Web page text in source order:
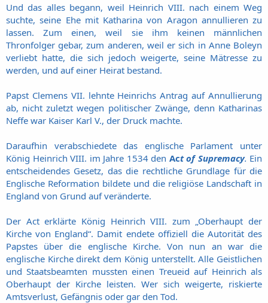
Und das alles begann, weil Heinrich VIII. nach einem Weg
suchte, seine Ehe mit Katharina von Aragon annullieren zu
lassen. Zum einen, weil sie ihm keinen männlichen
Thronfolger gebar, zum anderen, weil er sich in Anne Boleyn
verliebt hatte, die sich jedoch weigerte, seine Mätresse zu
werden, und auf einer Heirat bestand.
Papst Clemens VII. lehnte Heinrichs Antrag auf Annullierung
ab, nicht zuletzt wegen politischer Zwänge, denn Katharinas
Neffe war Kaiser Karl V., der Druck machte.
Daraufhin verabschiedete das englische Parlament unter
König Heinrich VIII. im Jahre 1534 den Act of Supremacy. Ein
entscheidendes Gesetz, das die rechtliche Grundlage für die
Englische Reformation bildete und die religiöse Landschaft in
England von Grund auf veränderte.
Der Act erklärte König Heinrich VIII. zum „Oberhaupt der
Kirche von England“. Damit endete offiziell die Autorität des
Papstes über die englische Kirche. Von nun an war die
englische Kirche direkt dem König unterstellt. Alle Geistlichen
und Staatsbeamten mussten einen Treueid auf Heinrich als
Oberhaupt der Kirche leisten. Wer sich weigerte, riskierte
Amtsverlust, Gefängnis oder gar den Tod.